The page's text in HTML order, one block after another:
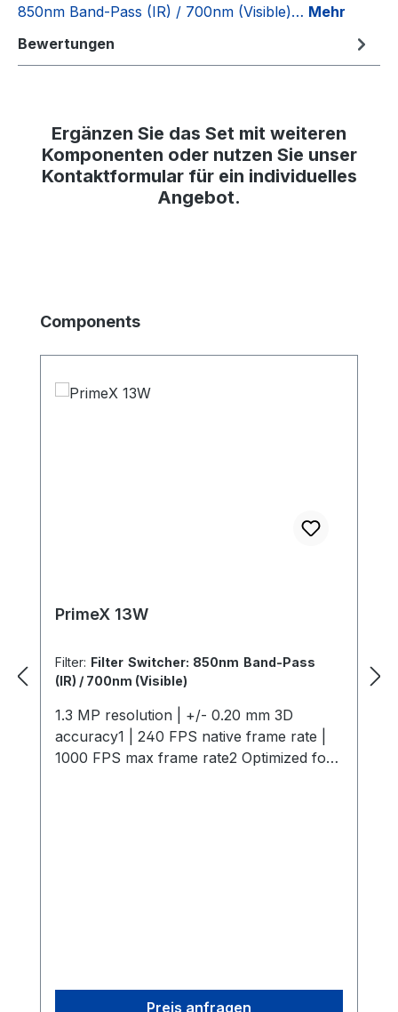
850nm Band-Pass (IR) / 700nm (Visible)… Mehr
Bewertungen
Ergänzen Sie das Set mit weiteren
Komponenten oder nutzen Sie unser
Kontaktformular für ein individuelles
Angebot.
Produktgalerie überspringen
Components
PrimeX 13W
Filter: Filter Switcher: 850nm Band-Pass
(IR) / 700nm (Visible)
1.3 MP resolution | +/- 0.20 mm 3D
accuracy1 | 240 FPS native frame rate |
1000 FPS max frame rate2 Optimized for
advanced synchronization options and an
Preis anfragen